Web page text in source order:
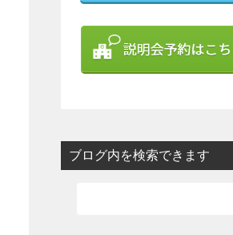
ブログ内を検索できます